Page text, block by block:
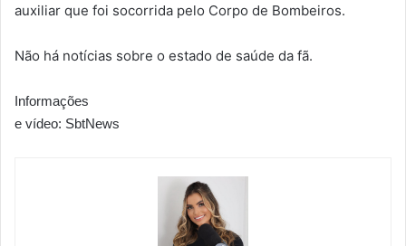
auxiliar que foi socorrida pelo Corpo de Bombeiros.
Não há notícias sobre o estado de saúde da fã.
Informações
e vídeo: SbtNews